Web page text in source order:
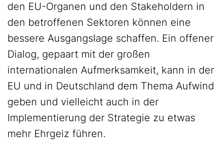
den EU-Organen und den Stakeholdern in
den betroffenen Sektoren können eine
bessere Ausgangslage schaffen. Ein offener
Dialog, gepaart mit der großen
internationalen Aufmerksamkeit, kann in der
EU und in Deutschland dem Thema Aufwind
geben und vielleicht auch in der
Implementierung der Strategie zu etwas
mehr Ehrgeiz führen.